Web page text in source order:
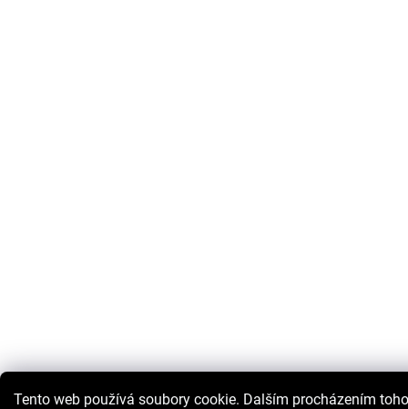
Tento web používá soubory cookie. Dalším procházením